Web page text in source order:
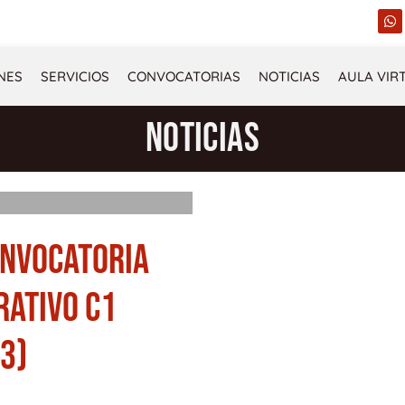
W
h
s
a
p
SERVICIOS CONVOCATORIAS NOTICIAS AULA
NOTICIAS
C1